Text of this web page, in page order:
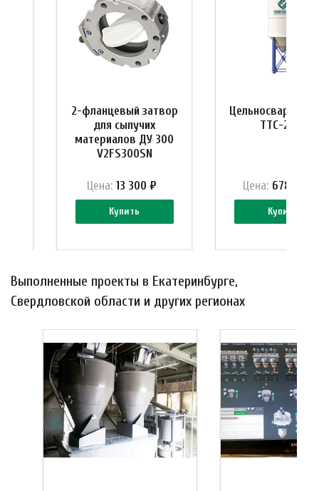
2-фланцевый затвор
для сыпучих
материалов ДУ 300
V2FS300SN
Купить
Цена: 13 300 ₽
Цельносварной
ТТС-22-Ц
Купить
Цена: 678 132 ₽
Выполненные проекты в Екатеринбурге,
Свердловской области и других регионах